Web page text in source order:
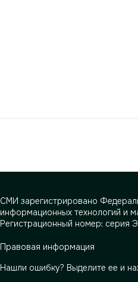
СМИ зарегистрировано
информационных технологий и
Регистрационный номер:
Правовая информация
Нашли ошибку? Выделите ее и